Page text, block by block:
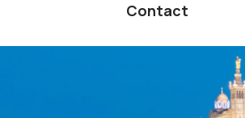
Contact